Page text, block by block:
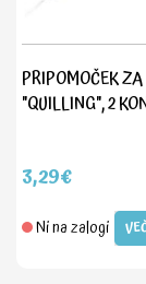
PRIPOMOČEK ZA
"QUILLING", 2
3,29€
Ni na zalogi